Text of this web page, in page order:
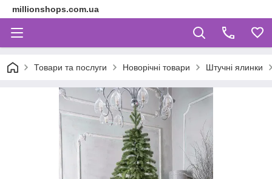
millionshops.com.ua
Товари та послуги Новорічні товари Штучні ялинки